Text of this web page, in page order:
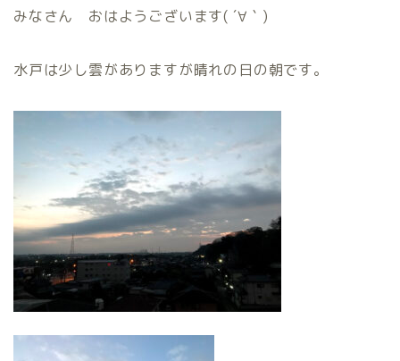
みなさん おはようございます( ´∀｀)
水戸は少し雲がありますが晴れの日の朝です。